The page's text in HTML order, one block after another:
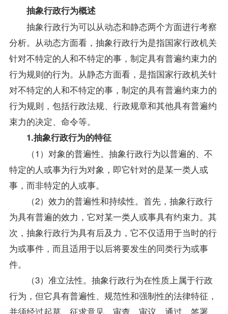
抽象行政行为概述
抽象行政行为可以从动态和静态两个方面进行考察
分析。从动态方面看，抽象行政行为是指国家行政机关
针对不特定的人和不特定的事，制定具有普遍约束力的
行为规则的行为。从静态方面看，是指国家行政机关针
对不特定的人和不特定的事，制定的具有普遍约束力的
行为规则，包括行政法规、行政规章和其他具有普遍约
束力的决定、命令等。
1.抽象行政行为的特征
（1）对象的普遍性。抽象行政行为以普遍的、不
特定的人或事为行为对象，即它针对的是某一类人或
事，而非特定的人或事。
（2）效力的普遍性和持续性。首先，抽象行政行
为具有普遍的效力，它对某一类人或事具有约束力。其
次，抽象行政行为具有后及力，它不仅适用于当时的行
为或事件，而且适用于以后将要发生的同类行为或事
件。
（3）准立法性。抽象行政行为在性质上属于行政
行为，但它具有普遍性、规范性和强制性的法律特征，
并须经过起草、征求意见、审查、审议、通过、签署、